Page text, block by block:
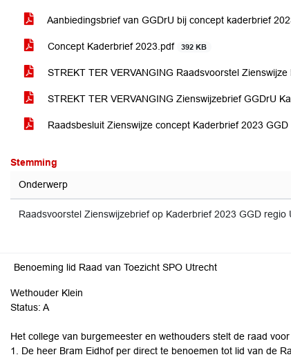
Aanbiedingsbrief van GGDrU bij concept kaderbrief
Concept Kaderbrief 2023.pdf 392 KB
STREKT TER VERVANGING Raadsvoorstel
STREKT TER VERVANGING Zienswijzebrief GGDrU
Raadsbesluit Zienswijze concept Kaderbrief 2023
Stemming
Onderwerp
Raadsvoorstel Zienswijzebrief op Kaderbrief 2023 GGD regio
Benoeming lid Raad van Toezicht SPO Utrecht
Wethouder Klein
Status: A
Het college van burgemeester en wethouders stelt de raad
1. De heer Bram Eidhof per direct te benoemen tot lid van de